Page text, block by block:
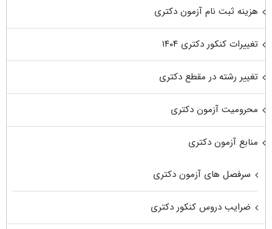
هزینه ثبت نام آزمون دکتری
تغییرات کنکور دکتری ۱۴۰۴
تغییر رشته در مقطع دکتری
محرومیت آزمون دکتری
منابع آزمون دکتری
سرفصل های آزمون دکتری
ضرایب دروس کنکور دکتری